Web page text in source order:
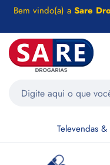
Bem vindo(a) a Sare
Televendas &